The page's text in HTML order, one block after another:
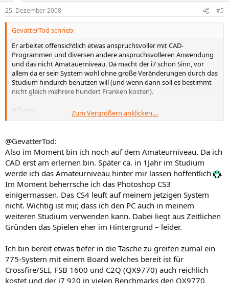
25. Dezember 2008 #5
GevatterTod schrieb:
Er arbeitet offensichtlich etwas anspruchsvoller mit CAD-
Programmen und diversen andere anspruchsvolleren Anwendung
und das nicht Amatauerniveau. Da macht der i7 schon Sinn, vor
allem da er sein System wohl ohne große Veränderungen durch das
Studium hindurch benutzen will (und wenn dann soll es bestimmt
nicht gleich mehrere hundert Franken kosten).
@fiesta
Wenn du das PC wirklich so emsig für CAD und viele andere
bereit bist, ein bisschen tiefer in den Geldbeutel zu greifen, ist ein
zukunftssicheres i7-System sinnvoll. Ob du da unbedingt OC-
Potential einplanen musst, sei mal dahin gestellt. Meiner Meinung
nach brauchst du das nicht, aber wenn du eine unstillbare Freude
daran hast.
Leider kenne ich mich mit dem i7 noch nicht aus und kann dir daher
keine Empfehlung für ein geeignetes Board und sinnvollen RAM
nennen, aber da geht es sicherlich noch etwas günstiger ohne dass
du nennenswerte Nachteile zu befürchten hast. Allerdings solltest
du dich fragen, wie lange du mit dem Kauf warten kannst, dann die
neuen Jahr noch weiter sinken. Mit ein wenig Geduld kannst du da
wahrscheinlich nicht wenig Geld sparen.
Zum Vergrößern anklicken....
@GevatterTod:
Also im Moment bin ich noch auf dem Amateurniveau. Da ich
CAD erst am erlernen bin. Später ca. in 1Jahr im Studium
werde ich das Amateurniveau hinter mir lassen hoffentlich
.
Im Moment beherrsche ich das Photoshop CS3
einigermassen. Das CS4 leuft auf meinem jetzigen System
nicht. Wichtig ist mir, dass ich den PC auch in meinem
weiteren Studium verwenden kann. Dabei liegt aus Zeitlichen
Gründen das Spielen eher im Hintergrund – leider.
Ich bin bereit etwas tiefer in die Tasche zu greifen zumal ein
775-System mit einem Board welches bereit ist für
Crossfire/SLI, FSB 1600 und C2Q (QX9770) auch reichlich
kostet und der i7 920 in vielen Benchmarks den QX9770